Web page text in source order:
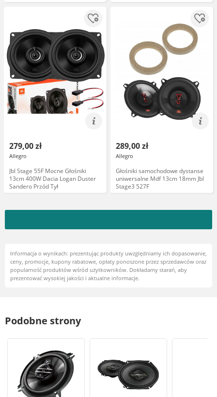
279,00 zł
Allegro
Jbl Stage 55F Mocne Głośniki
13cm 400W Dacia Logan Duster
Sandero Przód Tył
289,00 zł
Allegro
Głośniki samochodowe dystanse
uniwersalne Mdf 13cm 18mm Jbl
Stage3 527F
Informacja o wynikach: prezentując produkty uwzględniamy ich dopasowanie,
ceny, promocje, kupony rabatowe, opłaty ponoszone przez sprzedawców oraz
popularność produktów wśród użytkowników. Dokładamy starań, aby
prezentować wysokiej jakości i aktualne informacje.
Podobne strony